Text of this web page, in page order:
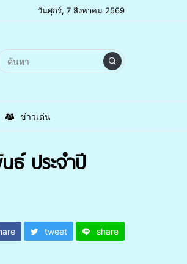
วันศุกร์, 7 สิงหาคม 2569
ข่าวเด่น
ธ์ ประจำปี
tweet share